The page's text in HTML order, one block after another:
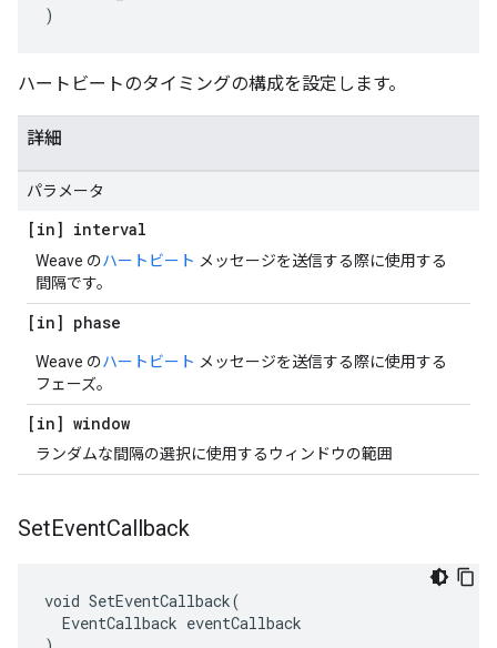
)
ハートビートのタイミングの構成を設定します。
詳細
パラメータ
[in] interval
Weave のハートビート メッセージを送信する際に使用する
間隔です。
[in] phase
Weave のハートビート メッセージを送信する際に使用する
フェーズ。
[in] window
ランダムな間隔の選択に使用するウィンドウの範囲
SetEventCallback
void SetEventCallback(
  EventCallback eventCallback